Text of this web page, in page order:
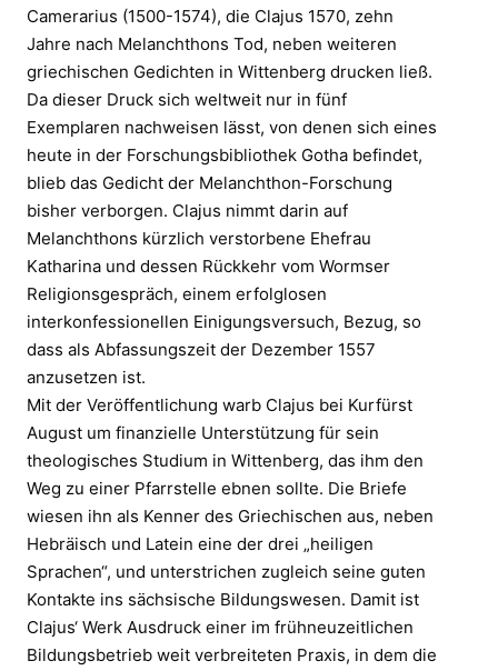
Camerarius (1500-1574), die Clajus 1570, zehn
Jahre nach Melanchthons Tod, neben weiteren
griechischen Gedichten in Wittenberg drucken ließ.
Da dieser Druck sich weltweit nur in fünf
Exemplaren nachweisen lässt, von denen sich eines
heute in der Forschungsbibliothek Gotha befindet,
blieb das Gedicht der Melanchthon-Forschung
bisher verborgen. Clajus nimmt darin auf
Melanchthons kürzlich verstorbene Ehefrau
Katharina und dessen Rückkehr vom Wormser
Religionsgespräch, einem erfolglosen
interkonfessionellen Einigungsversuch, Bezug, so
dass als Abfassungszeit der Dezember 1557
anzusetzen ist.
Mit der Veröffentlichung warb Clajus bei Kurfürst
August um finanzielle Unterstützung für sein
theologisches Studium in Wittenberg, das ihm den
Weg zu einer Pfarrstelle ebnen sollte. Die Briefe
wiesen ihn als Kenner des Griechischen aus, neben
Hebräisch und Latein eine der drei „heiligen
Sprachen“, und unterstrichen zugleich seine guten
Kontakte ins sächsische Bildungswesen. Damit ist
Clajus‘ Werk Ausdruck einer im frühneuzeitlichen
Bildungsbetrieb weit verbreiteten Praxis, in dem die